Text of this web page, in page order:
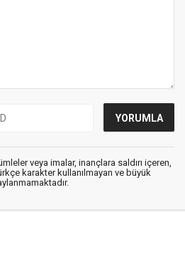
veya imalar, inançlara saldırı içeren,
karakter kullanılmayan ve büyük